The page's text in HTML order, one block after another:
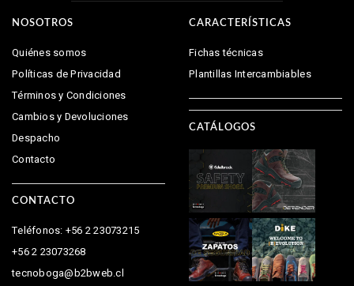
NOSOTROS
Quiénes somos
Políticas de Privacidad
Términos y Condiciones
Cambios y Devoluciones
Despacho
Contacto
CONTACTO
Teléfonos: +56 2 23073215
+56 2 23073268
tecnoboga@b2bweb.cl
CARACTERÍSTICAS
Fichas técnicas
Plantillas Intercambiables
CATÁLOGOS